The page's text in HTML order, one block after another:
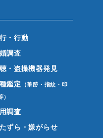
・行動
調査
・盗撮機器発見
鑑定 （筆跡・指紋・印
）
調査
ずら・嫌がらせ